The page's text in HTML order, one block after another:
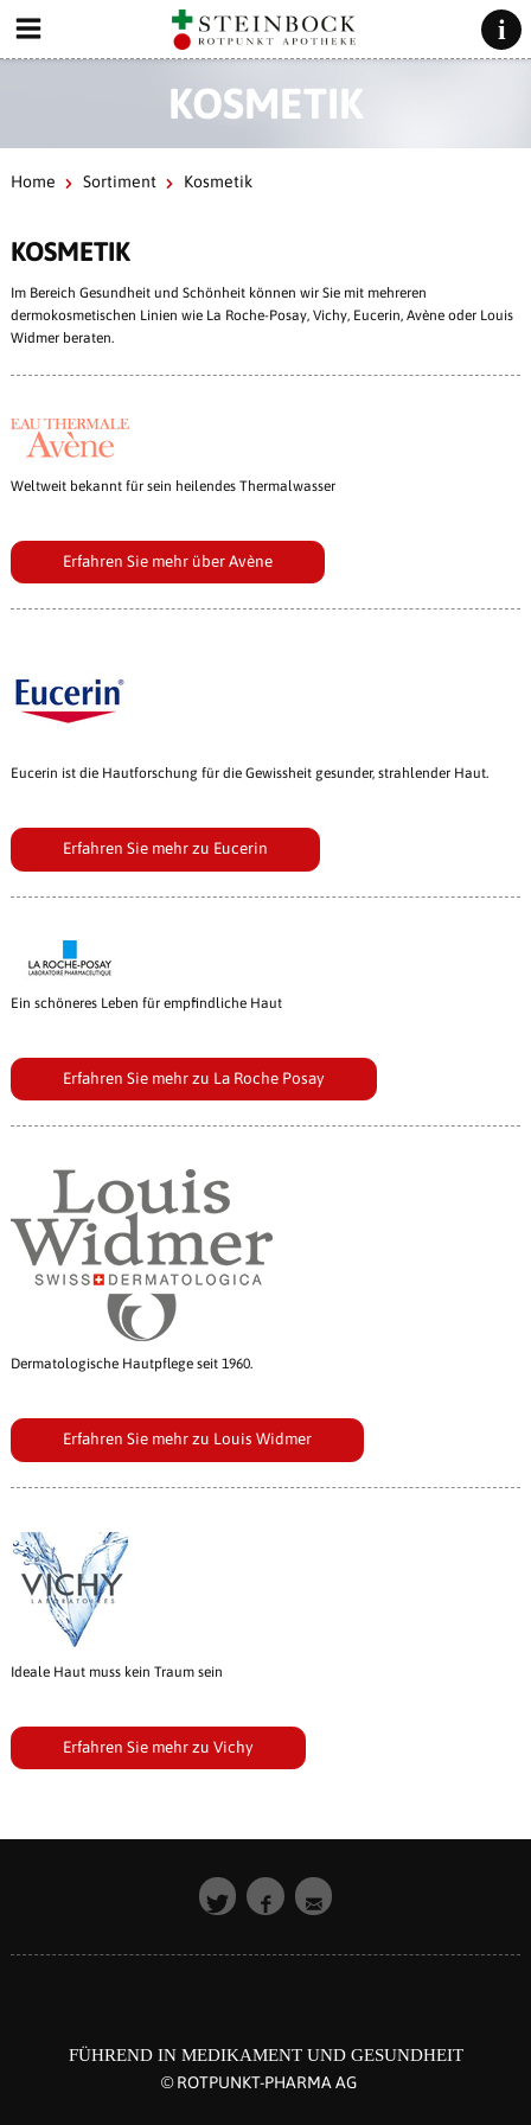
KOSMETIK
Home Sortiment Kosmetik
KOSMETIK
Im Bereich Gesundheit und Schönheit können wir Sie mit mehreren
dermokosmetischen Linien wie La Roche-Posay, Vichy, Eucerin, Avène oder Louis
Widmer beraten.
Weltweit bekannt für sein heilendes Thermalwasser
Erfahren Sie mehr über Avène
Eucerin ist die Hautforschung für die Gewissheit gesunder, strahlender Haut.
Erfahren Sie mehr zu Eucerin
Ein schöneres Leben für empfindliche Haut
Erfahren Sie mehr zu La Roche Posay
Dermatologische Hautpflege seit 1960.
Erfahren Sie mehr zu Louis Widmer
Ideale Haut muss kein Traum sein
Erfahren Sie mehr zu Vichy
FÜHREND IN MEDIKAMENT UND GESUNDHEIT
© ROTPUNKT-PHARMA AG